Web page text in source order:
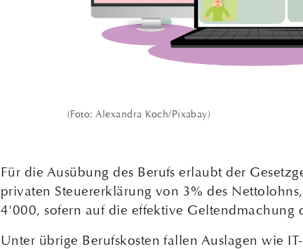
(Foto: Alexandra Koch/Pixabay)
Für die Ausübung des Berufs erlaubt der
privaten Steuererklärung von 3% des
4'000, sofern auf die effektive Geltend­machung
Unter übrige Berufskosten fallen Auslagen wie